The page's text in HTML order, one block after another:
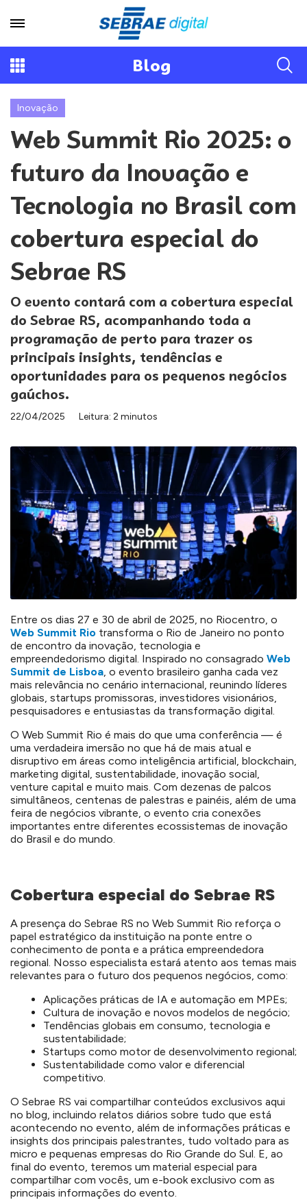
Blog
Inovação
Web Summit Rio 2025: o
futuro da Inovação e
Tecnologia no Brasil com
cobertura especial do
Sebrae RS
O evento contará com a cobertura especial
do Sebrae RS, acompanhando toda a
programação de perto para trazer os
principais insights, tendências e
oportunidades para os pequenos negócios
gaúchos.
22/04/2025 Leitura: 2 minutos
Entre os dias 27 e 30 de abril de 2025, no Riocentro, o
Web Summit Rio transforma o Rio de Janeiro no ponto
de encontro da inovação, tecnologia e
empreendedorismo digital. Inspirado no consagrado Web
Summit de Lisboa , o evento brasileiro ganha cada vez
mais relevância no cenário internacional, reunindo líderes
globais, startups promissoras, investidores visionários,
pesquisadores e entusiastas da transformação digital.
O Web Summit Rio é mais do que uma conferência — é
uma verdadeira imersão no que há de mais atual e
disruptivo em áreas como inteligência artificial, blockchain,
marketing digital, sustentabilidade, inovação social,
venture capital e muito mais. Com dezenas de palcos
simultâneos, centenas de palestras e painéis, além de uma
feira de negócios vibrante, o evento cria conexões
importantes entre diferentes ecossistemas de inovação
do Brasil e do mundo.
Cobertura especial do Sebrae RS
A presença do Sebrae RS no Web Summit Rio reforça o
papel estratégico da instituição na ponte entre o
conhecimento de ponta e a prática empreendedora
regional. Nosso especialista estará atento aos temas mais
relevantes para o futuro dos pequenos negócios, como:
Aplicações práticas de IA e automação em MPEs;
Cultura de inovação e novos modelos de negócio;
Tendências globais em consumo, tecnologia e
sustentabilidade;
Startups como motor de desenvolvimento regional;
Sustentabilidade como valor e diferencial
competitivo.
O Sebrae RS vai compartilhar conteúdos exclusivos aqui
no blog, incluindo relatos diários sobre tudo que está
acontecendo no evento, além de informações práticas e
insights dos principais palestrantes, tudo voltado para as
micro e pequenas empresas do Rio Grande do Sul. E, ao
final do evento, teremos um material especial para
compartilhar com vocês, um e-book exclusivo com as
principais informações do evento.